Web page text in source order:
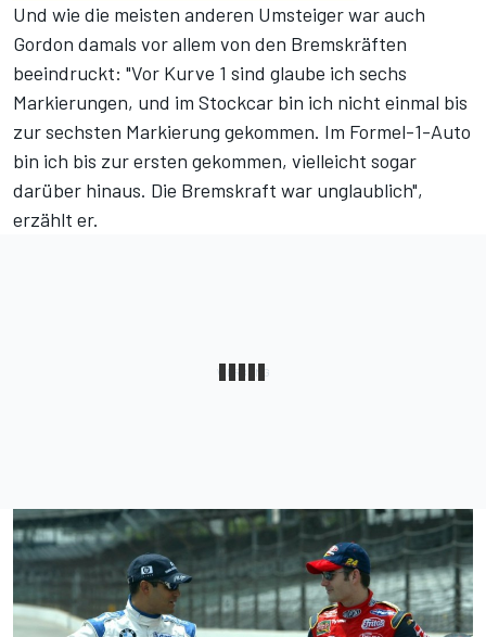
Und wie die meisten anderen Umsteiger war auch
Gordon damals vor allem von den Bremskräften
beeindruckt: "Vor Kurve 1 sind glaube ich sechs
Markierungen, und im Stockcar bin ich nicht einmal bis
zur sechsten Markierung gekommen. Im Formel-1-Auto
bin ich bis zur ersten gekommen, vielleicht sogar
darüber hinaus. Die Bremskraft war unglaublich",
erzählt er.